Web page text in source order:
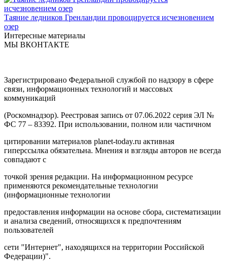
Таяние ледников Гренландии провоцируется исчезновением
озер
Интересные материалы
МЫ ВКОНТАКТЕ
Зарегистрировано Федеральной службой по надзору в сфере
связи, информационных технологий и массовых
коммуникаций
(Роскомнадзор). Реестровая запись от 07.06.2022 серия ЭЛ №
ФС 77 – 83392. При использовании, полном или частичном
цитировании материалов planet-today.ru активная
гиперссылка обязательна. Мнения и взгляды авторов не всегда
совпадают с
точкой зрения редакции. На информационном ресурсе
применяются рекомендательные технологии
(информационные технологии
предоставления информации на основе сбора, систематизации
и анализа сведений, относящихся к предпочтениям
пользователей
сети "Интернет", находящихся на территории Российской
Федерации)".